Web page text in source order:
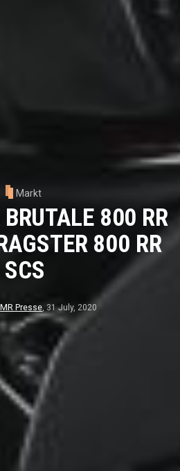
Markt
800 RR
800 RR
SCS
MR Presse, 31 July, 2020